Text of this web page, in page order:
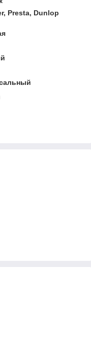
Presta, Dunlop